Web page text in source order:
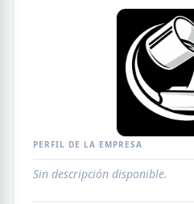
PERFIL DE LA EMPRESA
Sin descripción disponible.